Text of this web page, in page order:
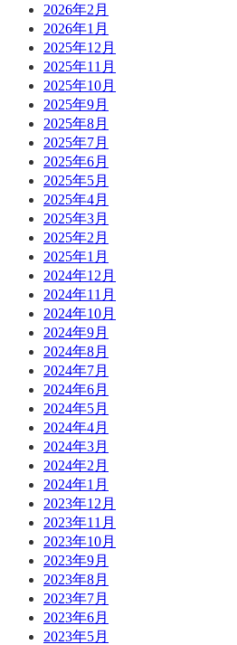
2026年2月
2026年1月
2025年12月
2025年11月
2025年10月
2025年9月
2025年8月
2025年7月
2025年6月
2025年5月
2025年4月
2025年3月
2025年2月
2025年1月
2024年12月
2024年11月
2024年10月
2024年9月
2024年8月
2024年7月
2024年6月
2024年5月
2024年4月
2024年3月
2024年2月
2024年1月
2023年12月
2023年11月
2023年10月
2023年9月
2023年8月
2023年7月
2023年6月
2023年5月